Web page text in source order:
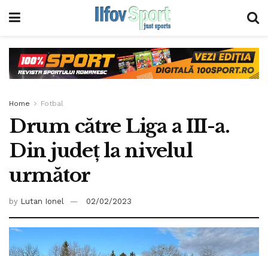
Home Fotbal
Drum către Liga a III-a.
Din judeţ la nivelul
următor
by Lutan Ionel 02/02/2023